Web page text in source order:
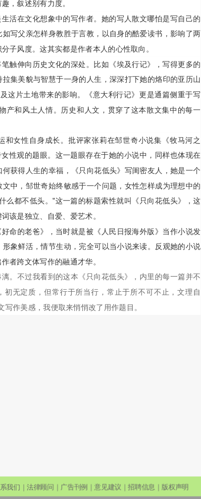
，叙述别有力度。
活在文化想象中的写作者。她的写人散文哪怕是写自己的
写父亲怎样身教胜于言教，以自身的酷爱读书，影响了两
子风度。这其实都是作者本人的心性取向。
触伸向历史文化的深处。比如《埃及行记》，写得更多的
集美貌与智慧于一身的人生，深深打下她的烙印的亚历山
这片土地带来的影响。《意大利行记》更是通篇侧重于写
产和风土人情。历史和人文，贯穿了这本散文集中的每一
女性自身成长。批评家张莉在邹世奇小说集《牧马河之
性观的题眼。这一题眼存在于她的小说中，同样也体现在
获得人生的幸福，《只向花低头》写闺密友人，她是一个
中，邹世奇始终敏感于一个问题，女性怎样成为理想中的
么都不低头。”这一篇的标题索性就叫《只向花低头》，这
该是独立、自爱、爱艺术。
命的老爸》，当时就是被《人民日报海外版》当作小说发
象鲜活，情节生动，完全可以当小说来读。反观她的小说
者跨文体写作的融通才华。
。不过我看到的这本《只向花低头》，内里的每一篇并不
无定质，但常行于所当行，常止于所不可不止，文理自
作美感，我便取来悄悄改了用作题目。
我们｜法律顾问｜广告刊例｜意见建议｜招聘信息｜版权声明